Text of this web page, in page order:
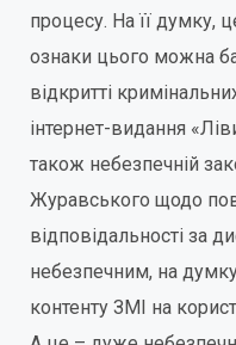
процесу. На її думку,
ознаки цього можна
відкритті
інтернет-видання
також небезпечній
Журавського щодо
відповідальності за
небезпечним, на
контенту ЗМІ на